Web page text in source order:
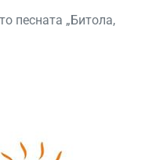
песната „Битола,